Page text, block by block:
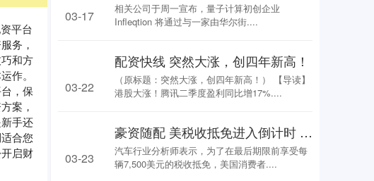
平台
务，
和方
作。
，保
案，
手还
合您
启财
相关公司于周一宣布，量子计算初创企业
Infleqtion 将通过与一家由华尔街....
03-17
配资快线 突然大涨，创四年新高！
（原标题：突然大涨，创四年新高！） 【导读】
港股大涨！腾讯二季度盈利同比增17%....
03-22
豪资随配 美税收抵免进入倒计时 分析师预言电动车将迎“最后的狂欢”
汽车行业分析师表示，为了在最后期限前享受每
辆7,500美元的税收抵免，美国消费者....
03-23